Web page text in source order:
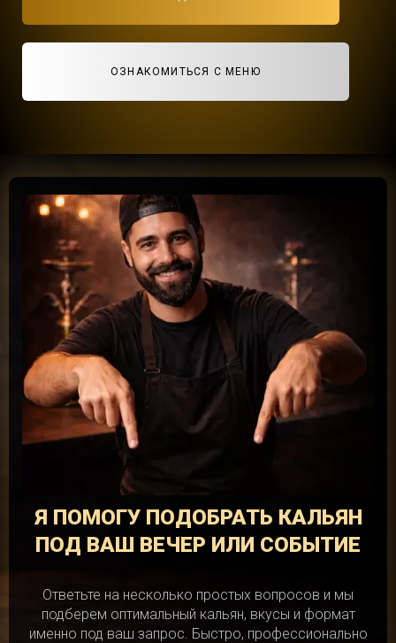
ОЗНАКОМИТЬСЯ С МЕНЮ
Я ПОМОГУ ПОДОБРАТЬ КАЛЬЯН
ПОД ВАШ ВЕЧЕР ИЛИ СОБЫТИЕ
Ответьте на несколько простых вопросов и мы
подберем оптимальный кальян, вкусы и формат
именно под ваш запрос. Быстро, профессионально